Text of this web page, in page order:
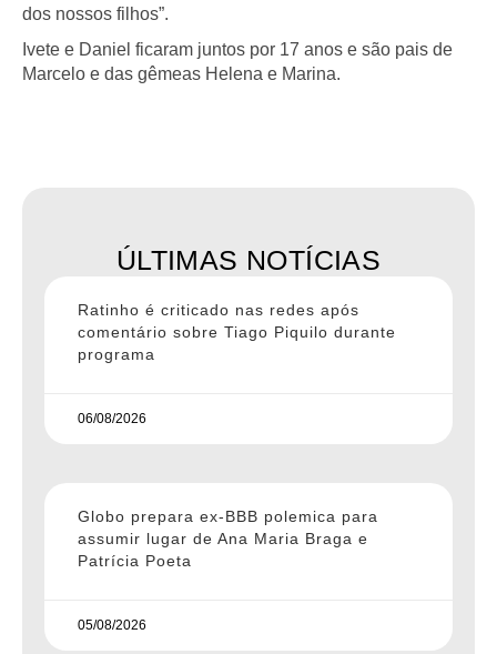
dos nossos filhos”.
Ivete e Daniel ficaram juntos por 17 anos e são pais de
Marcelo e das gêmeas Helena e Marina.
ÚLTIMAS NOTÍCIAS
Ratinho é criticado nas redes após
comentário sobre Tiago Piquilo durante
programa
06/08/2026
Globo prepara ex-BBB polemica para
assumir lugar de Ana Maria Braga e
Patrícia Poeta
05/08/2026